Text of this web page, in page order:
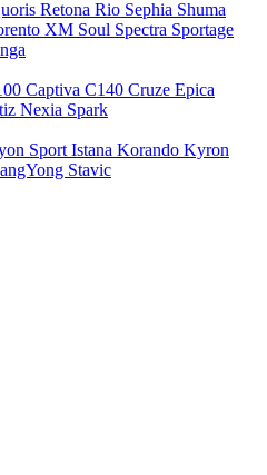
Retona Rio Sephia Shuma
XM Soul Spectra Sportage
Captiva C140 Cruze Epica
Nexia Spark
Sport Istana Korando Kyron
Stavic